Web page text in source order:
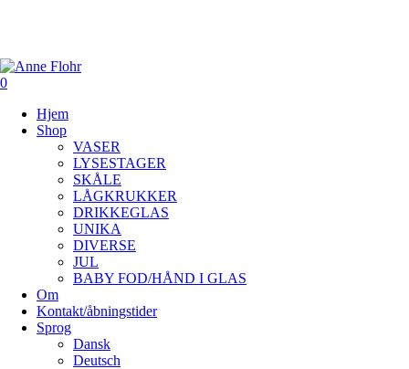
content
0
Hjem
Shop
VASER
LYSESTAGER
SKÅLE
LÅGKRUKKER
DRIKKEGLAS
UNIKA
DIVERSE
JUL
BABY FOD/HÅND I GLAS
Om
Kontakt/åbningstider
Sprog
Dansk
Deutsch